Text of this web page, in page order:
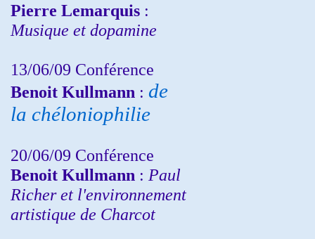
Pierre Lemarquis :
Musique et dopamine
13/06/09 Conférence
Benoit Kullmann : de
la chéloniophilie
20/06/09 Conférence
Benoit Kullmann : Paul
Richer et l'environnement
artistique de Charcot